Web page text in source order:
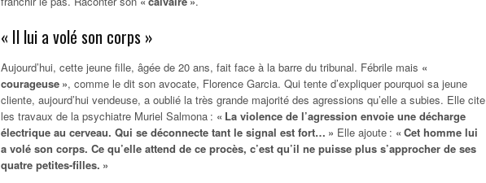
« Il lui a volé son corps »
Aujourd’hui, cette jeune fille, âgée de 20 ans, fait face à la barre du tribunal. Fébrile mais «
courageuse », comme le dit son avocate, Florence Garcia. Qui tente d’expliquer pourquoi sa jeune
cliente, aujourd’hui vendeuse, a oublié la très grande majorité des agressions qu’elle a subies. Elle cite
les travaux de la psychiatre Muriel Salmona : « La violence de l’agression envoie une décharge
électrique au cerveau. Qui se déconnecte tant le signal est fort… » Elle ajoute : « Cet homme lui
a volé son corps. Ce qu’elle attend de ce procès, c’est qu’il ne puisse plus s’approcher de ses
quatre petites-filles. »